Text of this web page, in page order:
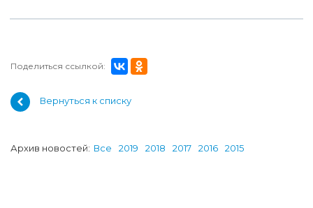
Поделиться ссылкой:
Вернуться к списку
Архив новостей: Все 2019 2018 2017 2016 2015